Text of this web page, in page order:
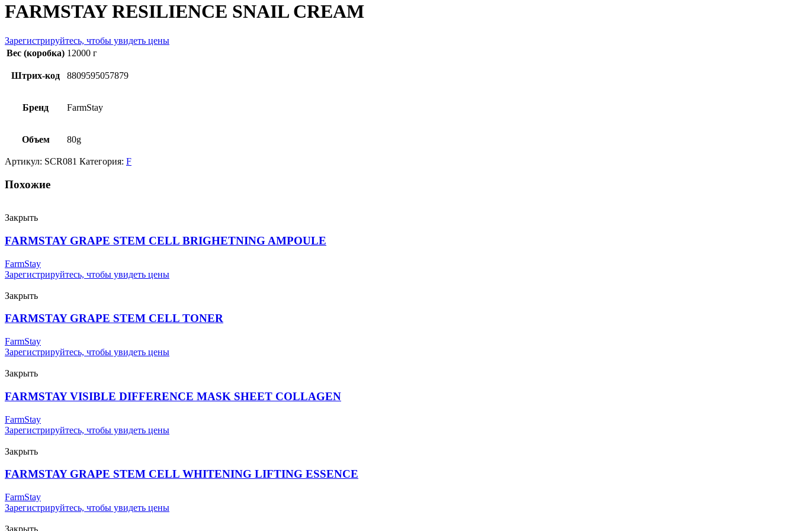
FARMSTAY RESILIENCE SNAIL CREAM
Зарегистрируйтесь, чтобы увидеть цены
Вес (коробка) 12000 г
Штрих-код 8809595057879
Бренд FarmStay
Объем 80g
Артикул: SCR081 Категория: F
Похожие
Закрыть
FARMSTAY GRAPE STEM CELL BRIGHETNING AMPOULE
FarmStay
Зарегистрируйтесь, чтобы увидеть цены
Закрыть
FARMSTAY GRAPE STEM CELL TONER
FarmStay
Зарегистрируйтесь, чтобы увидеть цены
Закрыть
FARMSTAY VISIBLE DIFFERENCE MASK SHEET COLLAGEN
FarmStay
Зарегистрируйтесь, чтобы увидеть цены
Закрыть
FARMSTAY GRAPE STEM CELL WHITENING LIFTING ESSENCE
FarmStay
Зарегистрируйтесь, чтобы увидеть цены
Закрыть